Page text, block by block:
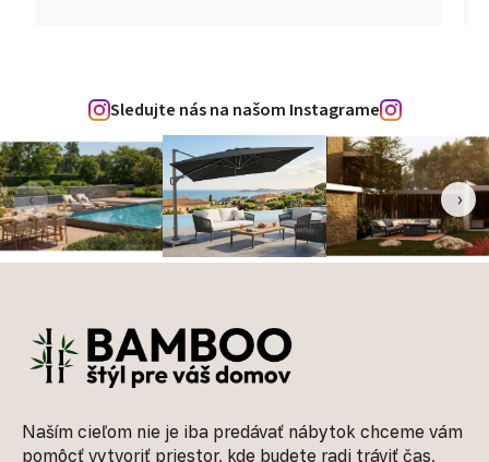
Sledujte nás na našom Instagrame
‹ ›
Naším cieľom nie je iba predávať nábytok chceme vám
pomôcť vytvoriť priestor, kde budete radi tráviť čas,